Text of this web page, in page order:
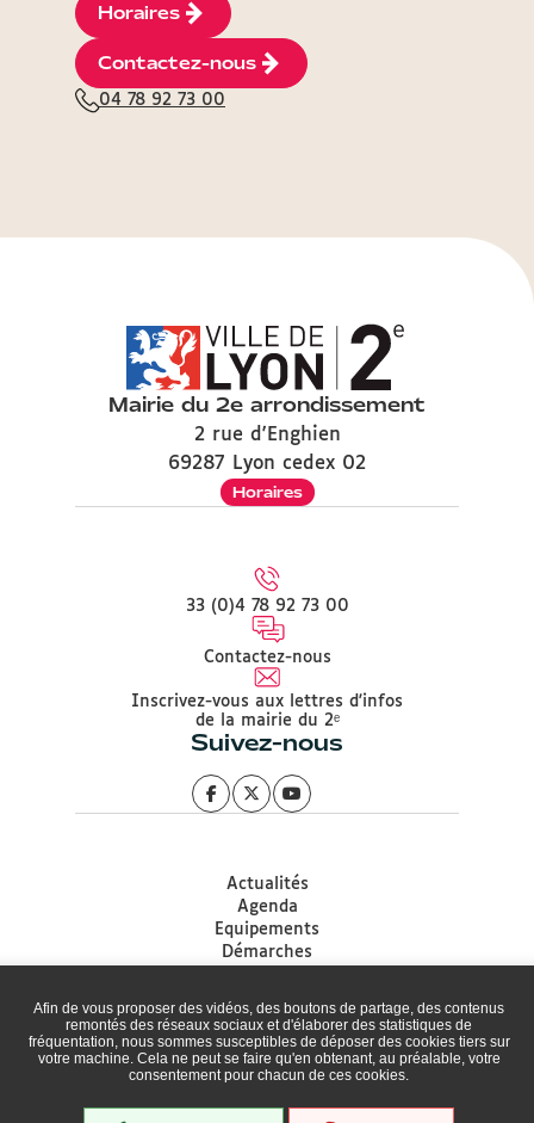
Afin de vous proposer des vidéos, des boutons de partage, des contenus
remontés des réseaux sociaux et d'élaborer des statistiques de
fréquentation, nous sommes susceptibles de déposer des cookies tiers sur
votre machine. Cela ne peut se faire qu'en obtenant, au préalable, votre
consentement pour chacun de ces cookies.
Horaires
Contactez-nous
04 78 92 73 00
Mairie du 2e arrondissement
2 rue d'Enghien
69287 Lyon cedex 02
Horaires
33 (0)4 78 92 73 00
Contactez-nous
Inscrivez-vous aux lettres d'infos
de la mairie du 2ᵉ
Suivez-nous
Actualités
Agenda
Equipements
Démarches
Accessibilité
Plan du site
Mentions légales
Protection des données
Cookies